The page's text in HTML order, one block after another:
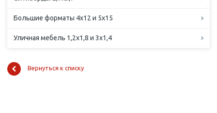
Большие форматы 4х12 и 5х15
Уличная мебель 1,2х1,8 и 3х1,4
Вернуться к списку